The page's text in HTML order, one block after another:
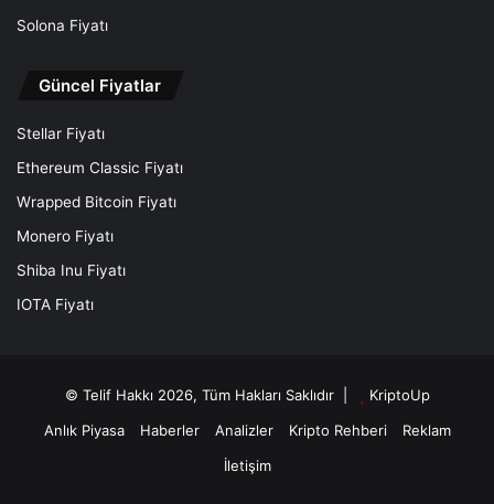
Solona Fiyatı
Güncel Fiyatlar
Stellar Fiyatı
Ethereum Classic Fiyatı
Wrapped Bitcoin Fiyatı
Monero Fiyatı
Shiba Inu Fiyatı
IOTA Fiyatı
© Telif Hakkı 2026, Tüm Hakları Saklıdır |
KriptoUp
Anlık Piyasa
Haberler Analizler Kripto Rehberi
Reklam
İletişim